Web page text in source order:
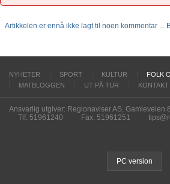
Artikkelen er ennå ikke lagt til noen kommentar ...
NYHETER SPORT KULTUR FOLK
MATBLOGGEN
UT PÅ TUR
Ansvarlig utgiver: Regionaviser AS, Gamleveien
Tlf. 51961240
Fax. 51961251
PC version